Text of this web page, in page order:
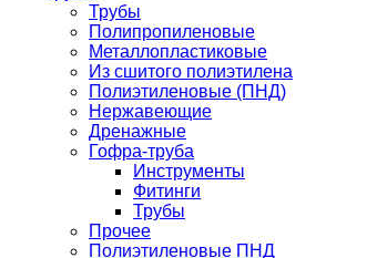
Трубы
Полипропиленовые
Металлопластиковые
Из сшитого полиэтилена
Полиэтиленовые (ПНД)
Нержавеющие
Дренажные
Гофра-труба
Инструменты
Фитинги
Трубы
Прочее
Полиэтиленовые ПНД